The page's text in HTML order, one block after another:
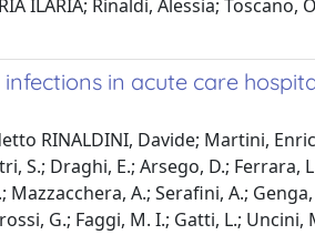
ILARIA; Rinaldi, Alessia;
in acute care
RINALDINI, Davide; Martini,
Draghi, E.; Arsego, D.; Ferrara,
A.; Serafini, A.;
G.; Faggi, M. I.; Gatti, L.; Uncini,